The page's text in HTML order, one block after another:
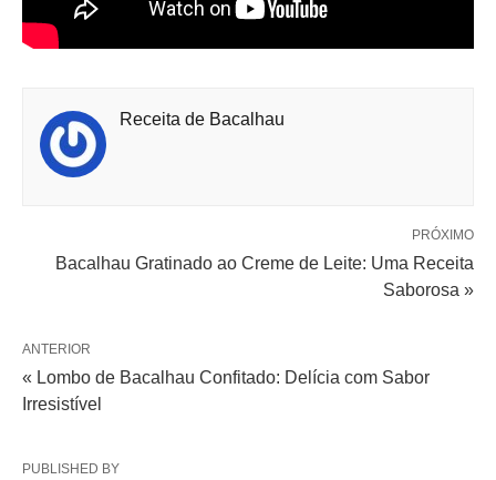
Receita de Bacalhau
PRÓXIMO
Bacalhau Gratinado ao Creme de Leite: Uma Receita
Saborosa »
ANTERIOR
« Lombo de Bacalhau Confitado: Delícia com Sabor
Irresistível
PUBLISHED BY